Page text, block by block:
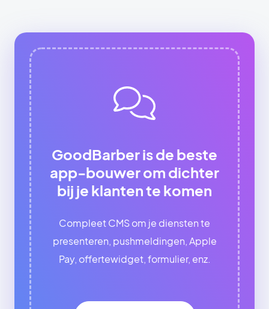
GoodBarber is de beste
app-bouwer om dichter
bij je klanten te komen
Compleet CMS om je diensten te
presenteren, pushmeldingen, Apple
Pay, offertewidget, formulier, enz.